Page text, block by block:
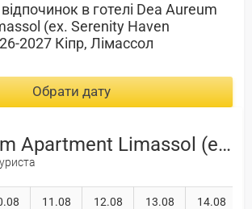
відпочинок в готелі Dea Aureum
(ex. Serenity Haven
2027 Кіпр, Лімассол
Обрати дату
Dea Aureum Apartment Limassol (ex. Serenity Haven Limassol) -
11.08 12.08 13.08 14.08